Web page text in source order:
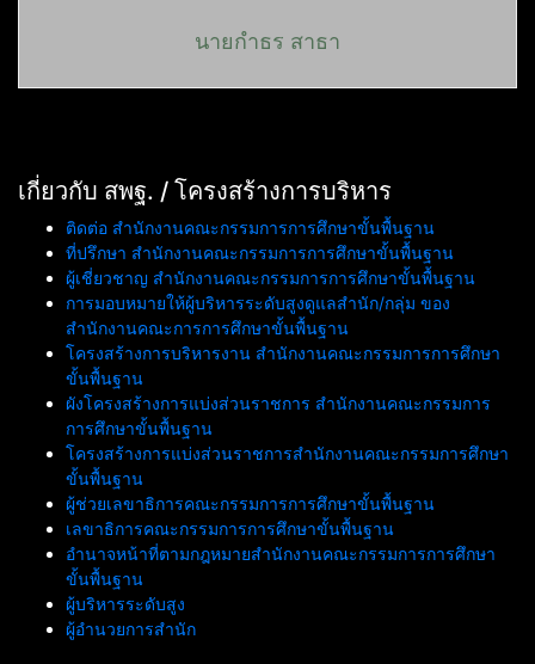
นายกำธร สาธา
เกี่ยวกับ สพฐ. / โครงสร้างการบริหาร
ติดต่อ สำนักงานคณะกรรมการการศึกษาขั้นพื้นฐาน
ที่ปรึกษา สำนักงานคณะกรรมการการศึกษาขั้นพื้นฐาน
ผู้เชี่ยวชาญ สำนักงานคณะกรรมการการศึกษาขั้นพื้นฐาน
การมอบหมายให้ผู้บริหารระดับสูงดูแลสำนัก/กลุ่ม ของ
สำนักงานคณะการการศึกษาขั้นพื้นฐาน
โครงสร้างการบริหารงาน สำนักงานคณะกรรมการการศึกษา
ขั้นพื้นฐาน
ผังโครงสร้างการแบ่งส่วนราชการ สำนักงานคณะกรรมการ
การศึกษาขั้นพื้นฐาน
โครงสร้างการแบ่งส่วนราชการสำนักงานคณะกรรมการศึกษา
ขั้นพื้นฐาน
ผู้ช่วยเลขาธิการคณะกรรมการการศึกษาขั้นพื้นฐาน
เลขาธิการคณะกรรมการการศึกษาขั้นพื้นฐาน
อำนาจหน้าที่ตามกฎหมายสำนักงานคณะกรรมการการศึกษา
ขั้นพื้นฐาน
ผู้บริหารระดับสูง
ผู้อำนวยการสำนัก